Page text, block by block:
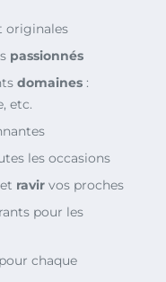
originales
passionnés
domaines :
etc.
les occasions
ravir vos proches
pour les
pour chaque